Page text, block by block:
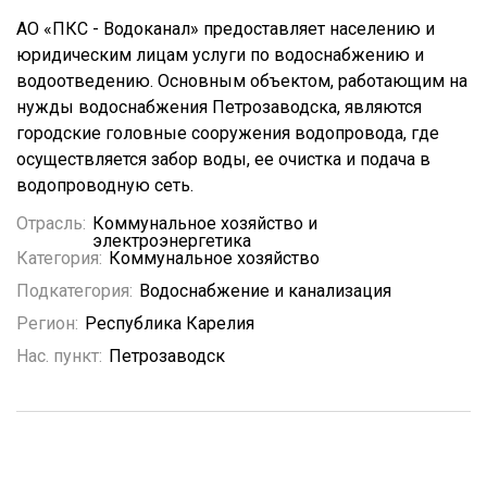
АО «ПКС - Водоканал» предоставляет населению и
юридическим лицам услуги по водоснабжению и
водоотведению. Основным объектом, работающим на
нужды водоснабжения Петрозаводска, являются
городские головные сооружения водопровода, где
осуществляется забор воды, ее очистка и подача в
водопроводную сеть.
Отрасль: Коммунальное хозяйство и
электроэнергетика
Категория: Коммунальное хозяйство
Подкатегория: Водоснабжение и канализация
Регион: Республика Карелия
Нас. пункт: Петрозаводск